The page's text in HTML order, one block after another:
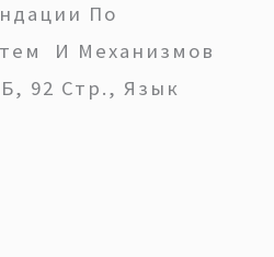
По
И Механизмов
92 Стр., Язык